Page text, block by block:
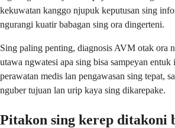
kekuwatan kanggo njupuk keputusan sing
ngurangi kuatir babagan sing ora dingerteni.
Sing paling penting, diagnosis AVM otak ora
utawa ngwatesi apa sing bisa sampeyan
perawatan medis lan pengawasan sing tepat,
nguber tujuan lan urip kaya sing dikarepake.
Pitakon sing kerep ditakoni